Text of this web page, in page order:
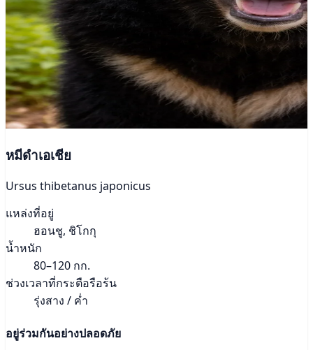
หมีดำเอเชีย
Ursus thibetanus japonicus
แหล่งที่อยู่
ฮอนชู, ชิโกกุ
น้ำหนัก
80–120 กก.
ช่วงเวลาที่กระตือรือร้น
รุ่งสาง / ค่ำ
อยู่ร่วมกันอย่างปลอดภัย